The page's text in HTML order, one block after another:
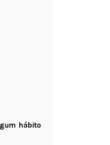
hábito